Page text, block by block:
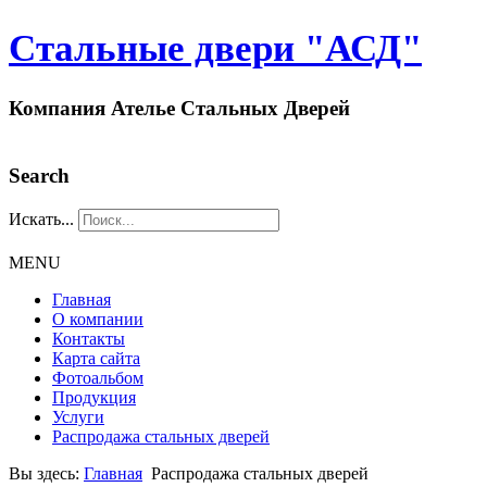
Стальные двери "АСД"
Компания Ателье Стальных Дверей
Search
Искать...
MENU
Главная
О компании
Контакты
Карта сайта
Фотоальбом
Продукция
Услуги
Распродажа стальных дверей
Вы здесь: Главная Распродажа стальных дверей